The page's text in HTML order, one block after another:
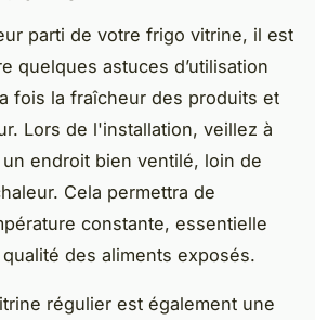
parti de votre frigo vitrine, il est
quelques astuces d’utilisation
fois la fraîcheur des produits et
Lors de l'installation, veillez à
endroit bien ventilé, loin de
Cela permettra de
constante, essentielle
des aliments exposés.
régulier est également une